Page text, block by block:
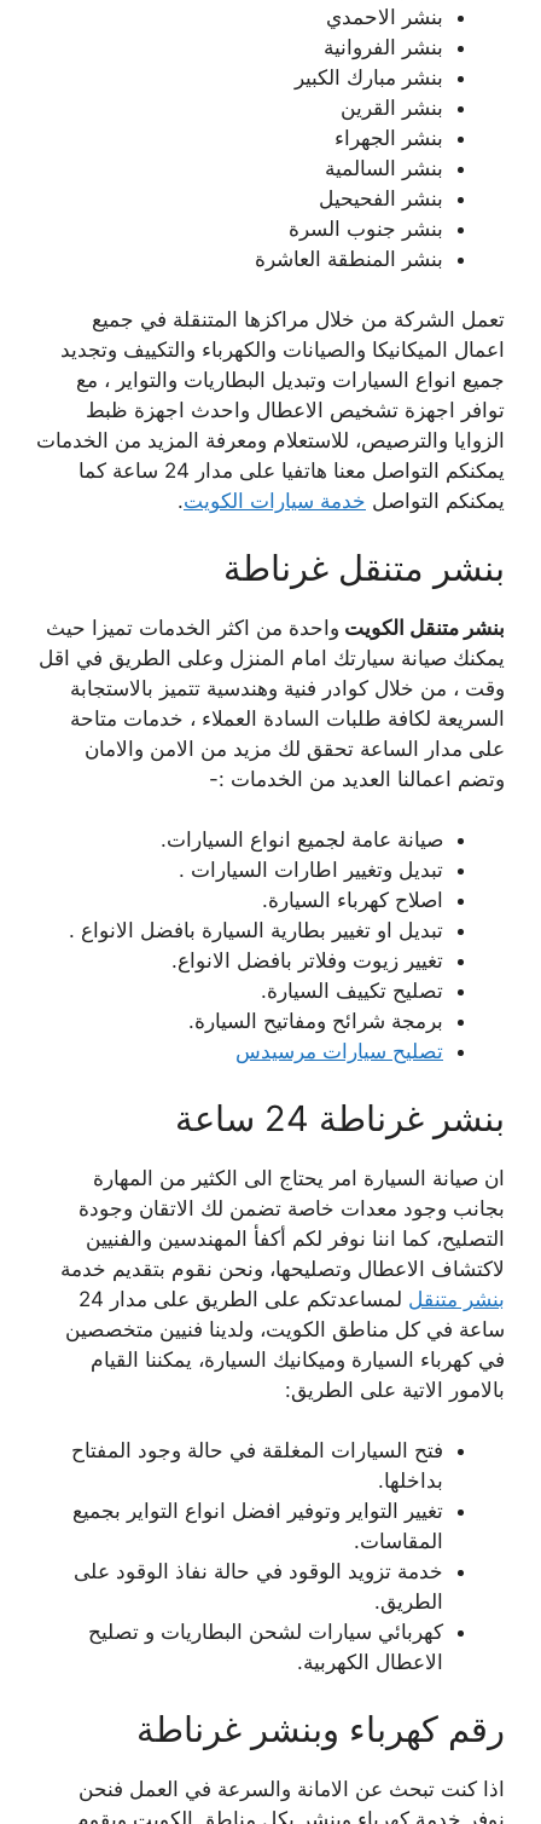
بنشر الاحمدي
بنشر الفروانية
بنشر مبارك الكبير
بنشر القرين
بنشر الجهراء
بنشر السالمية
بنشر الفحيحيل
بنشر جنوب السرة
بنشر المنطقة العاشرة
تعمل الشركة من خلال مراكزها المتنقلة في جميع
اعمال الميكانيكا والصيانات والكهرباء والتكييف وتجديد
جميع انواع السيارات وتبديل البطاريات والتواير ، مع
توافر اجهزة تشخيص الاعطال واحدث اجهزة ظبط
الزوايا والترصيص، للاستعلام ومعرفة المزيد من الخدمات
يمكنكم التواصل معنا هاتفيا على مدار 24 ساعة كما
يمكنكم التواصل خدمة سيارات الكويت.
بنشر متنقل غرناطة
بنشر متنقل الكويت واحدة من اكثر الخدمات تميزا حيث
يمكنك صيانة سيارتك امام المنزل وعلى الطريق في اقل
وقت ، من خلال كوادر فنية وهندسية تتميز بالاستجابة
السريعة لكافة طلبات السادة العملاء ، خدمات متاحة
على مدار الساعة تحقق لك مزيد من الامن والامان
وتضم اعمالنا العديد من الخدمات :-
صيانة عامة لجميع انواع السيارات.
تبديل وتغيير اطارات السيارات .
اصلاح كهرباء السيارة.
تبديل او تغيير بطارية السيارة بافضل الانواع .
تغيير زيوت وفلاتر بافضل الانواع.
تصليح تكييف السيارة.
برمجة شرائح ومفاتيح السيارة.
تصليح سيارات مرسيدس
بنشر غرناطة 24 ساعة
ان صيانة السيارة امر يحتاج الى الكثير من المهارة
بجانب وجود معدات خاصة تضمن لك الاتقان وجودة
التصليح، كما اننا نوفر لكم أكفأ المهندسين والفنيين
لاكتشاف الاعطال وتصليحها، ونحن نقوم بتقديم خدمة
بنشر متنقل
لمساعدتكم على الطريق على مدار 24
ساعة في كل مناطق الكويت، ولدينا فنيين متخصصين
في كهرباء السيارة وميكانيك السيارة، يمكننا القيام
بالامور الاتية على الطريق:
فتح السيارات المغلقة في حالة وجود المفتاح
بداخلها.
تغيير التواير وتوفير افضل انواع التواير بجميع
المقاسات.
خدمة تزويد الوقود في حالة نفاذ الوقود على
الطريق.
كهربائي سيارات لشحن البطاريات و تصليح
الاعطال الكهربية.
رقم كهرباء وبنشر غرناطة
اذا كنت تبحث عن الامانة والسرعة في العمل فنحن
نوفر خدمة كهرباء وبنشر بكل مناطق الكويت ويقوم